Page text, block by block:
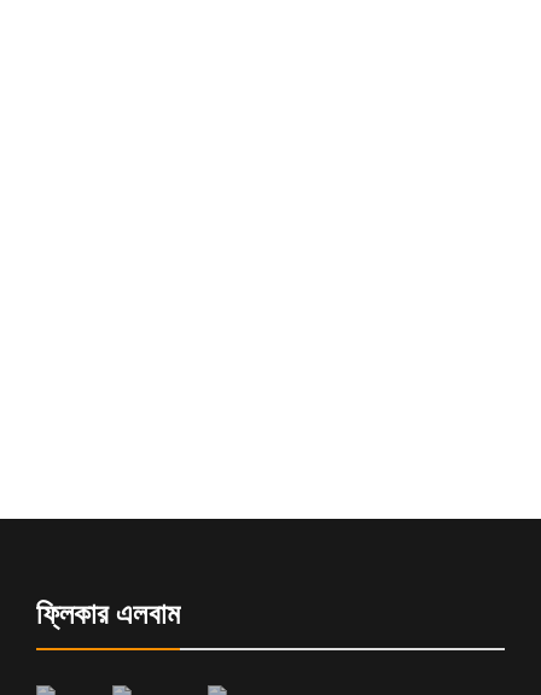
ফ্লিকার এলবাম